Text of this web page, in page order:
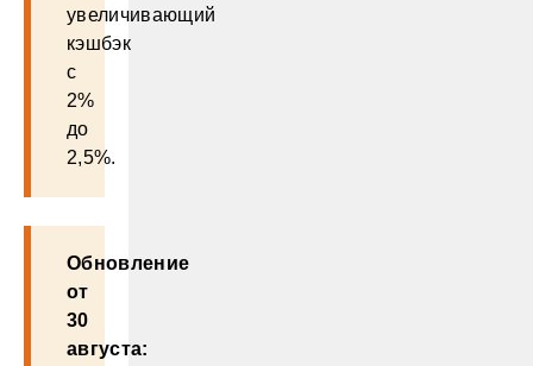
увеличивающий
кэшбэк
с
2%
до
2,5%.
Обновление
от
30
августа: